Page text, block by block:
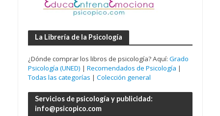
La Librería de la Psicología
¿Dónde comprar los libros de psicología? Aquí: Grado
Psicología (UNED) | Recomendados de Psicología |
Todas las categorías | Colección general
Servicios de psicología y publicidad:
info@psicopico.com